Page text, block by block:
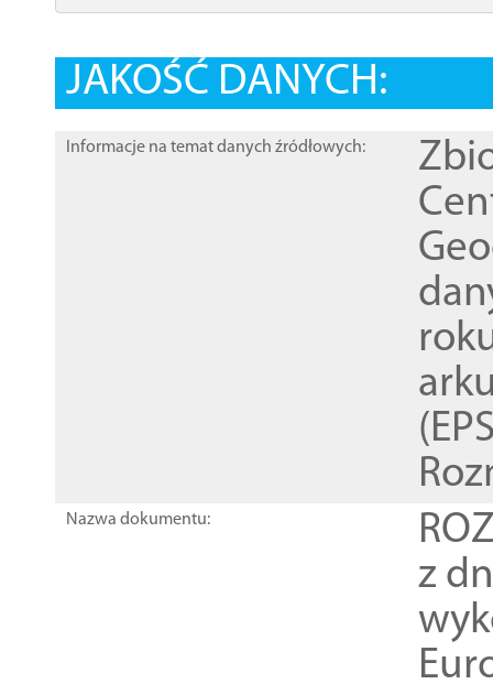
JAKOŚĆ DANYCH:
Informacje na temat danych źródłowych:
Nazwa dokumentu:
z